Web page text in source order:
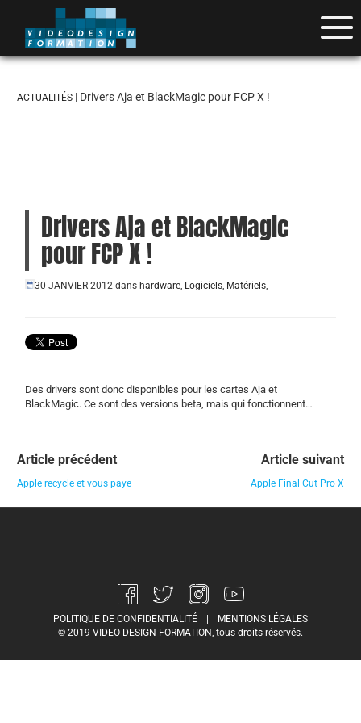
ACTUALITÉS | Drivers Aja et BlackMagic pour FCP X !
Drivers Aja et BlackMagic
pour FCP X !
30 JANVIER 2012 dans hardware, Logiciels, Matériels,
Des drivers sont donc disponibles pour les cartes Aja et
BlackMagic. Ce sont des versions beta, mais qui fonctionnent…
Article précédent
Apple recycle et vous paye
Article suivant
Apple Final Cut Pro X
POLITIQUE DE CONFIDENTIALITÉ |
MENTIONS LÉGALES
© 2019 VIDEO DESIGN FORMATION, tous droits réservés.